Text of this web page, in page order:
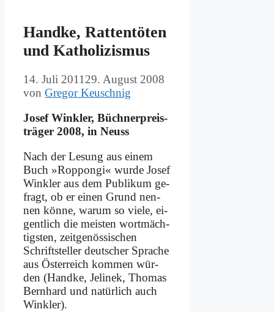
Hand­ke, Rat­ten­tö­ten
und Ka­tho­li­zis­mus
14. Juli 2011 29. August 2008
von Gregor Keuschnig
Jo­sef Wink­ler, Büch­nerpreis­
trä­ger 2008, in Neuss
Nach der Le­sung aus ei­nem
Buch »Rop­pon­gi« wur­de Jo­sef
Wink­ler aus dem Pu­bli­kum ge­
fragt, ob er ei­nen Grund nen­
nen kön­ne, war­um so vie­le, ei­
gent­lich die mei­sten wort­mäch­
tig­sten, zeit­ge­nös­si­schen
Schrift­stel­ler deut­scher Spra­che
aus Öster­reich kom­men wür­
den (Hand­ke, Je­li­nek, Tho­mas
Bern­hard und na­tür­lich auch
Wink­ler).